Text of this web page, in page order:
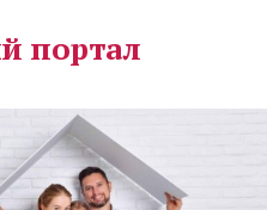
портал